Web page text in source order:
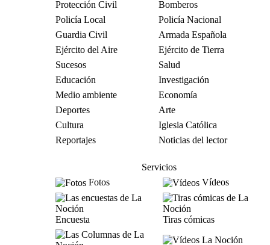
Protección Civil
Bomberos
Policía Local
Policía Nacional
Guardia Civil
Armada Española
Ejército del Aire
Ejército de Tierra
Sucesos
Salud
Educación
Investigación
Medio ambiente
Economía
Deportes
Arte
Cultura
Iglesia Católica
Reportajes
Noticias del lector
Servicios
Fotos
Vídeos
Encuesta Tiras cómicas